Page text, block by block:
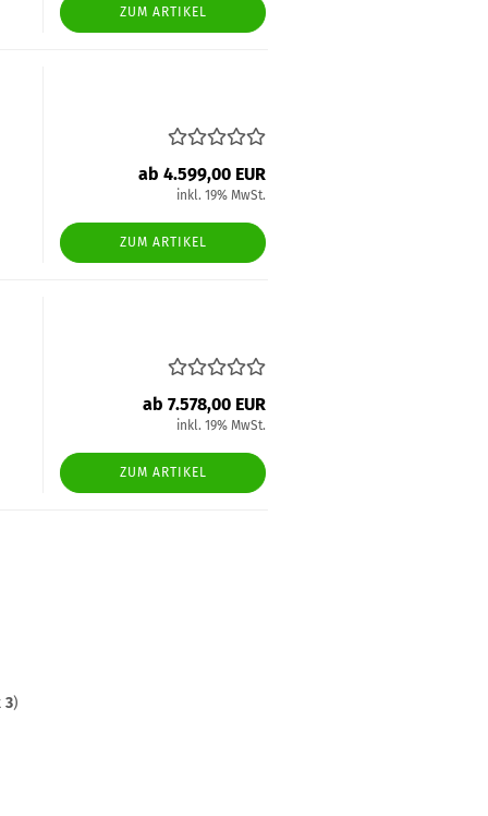
ZUM ARTIKEL
ab 4.599,00 EUR
inkl. 19% MwSt.
ZUM ARTIKEL
ab 7.578,00 EUR
inkl. 19% MwSt.
ZUM ARTIKEL
3)